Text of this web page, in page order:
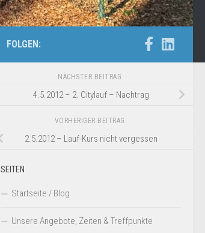
FOLGEN:
NÄCHSTER BEITRAG
4.5.2012 – 2. Citylauf – Nachtrag
VORHERIGER BEITRAG
2.5.2012 – Lauf-Kurs nicht vergessen
SEITEN
Startseite / Blog
Unsere Angebote, Zeiten & Treffpunkte